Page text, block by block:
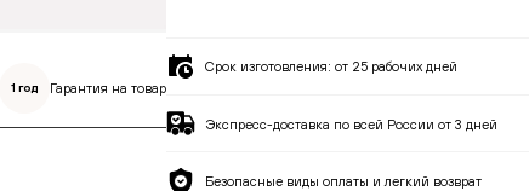
1 год Гарантия на товар
Срок изготовления:от 25 рабочих дней
Экспресс-доставка по всей России от 3 дней
Безопасные виды оплаты и легкий возврат